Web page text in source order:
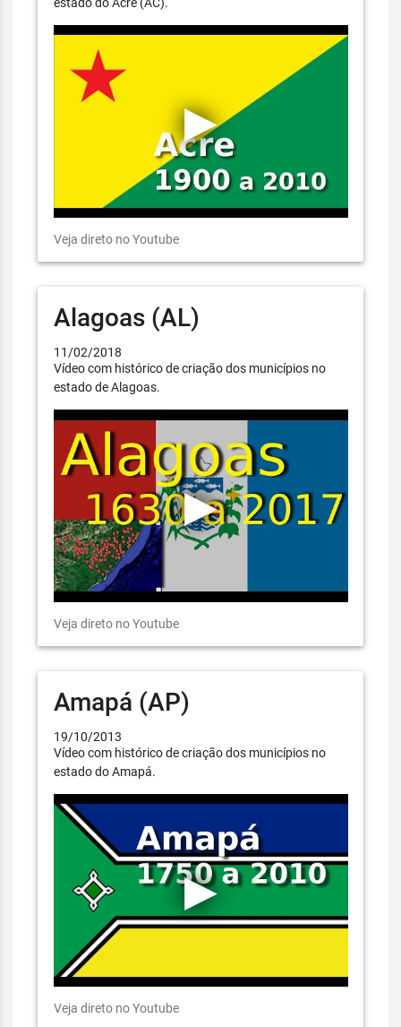
Veja direto no Youtube
Alagoas (AL)
11/02/2018
Vídeo com histórico de criação dos municípios no
estado de Alagoas.
Veja direto no Youtube
Amapá (AP)
19/10/2013
Vídeo com histórico de criação dos municípios no
estado do Amapá.
Veja direto no Youtube